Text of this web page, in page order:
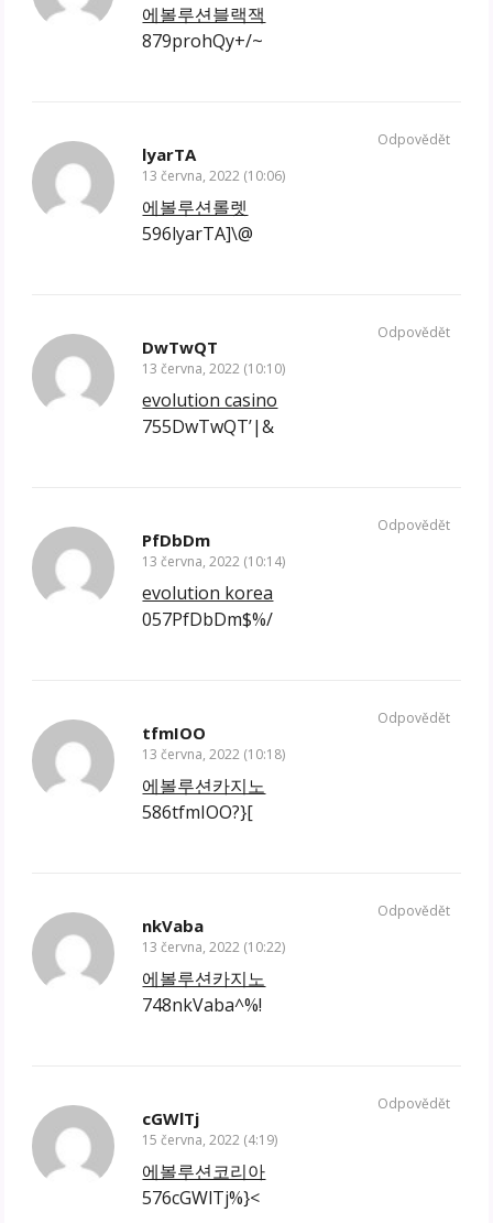
에볼루션블랙잭
879prohQy+/~
lyarTA
13 června, 2022 (10:06)
에볼루션롤렛
596lyarTA]\@
Odpovědět
DwTwQT
13 června, 2022 (10:10)
evolution casino
755DwTwQT’|&
Odpovědět
PfDbDm
13 června, 2022 (10:14)
evolution korea
057PfDbDm$%/
Odpovědět
tfmIOO
13 června, 2022 (10:18)
에볼루션카지노
586tfmIOO?}[
Odpovědět
nkVaba
13 června, 2022 (10:22)
에볼루션카지노
748nkVaba^%!
Odpovědět
cGWlTj
15 června, 2022 (4:19)
에볼루션코리아
576cGWlTj%}<
Odpovědět